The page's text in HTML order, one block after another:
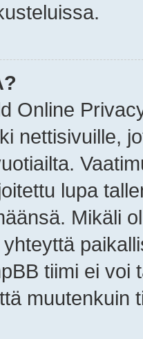
Online
nettisivuille,
lupa
Mikäli
tiimi ei
muutenkuin